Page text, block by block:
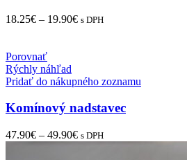
18.25€ – 19.90€ s DPH
Porovnať
Rýchly náhľad
Pridať do nákupného zoznamu
Komínový nadstavec
47.90€ – 49.90€ s DPH